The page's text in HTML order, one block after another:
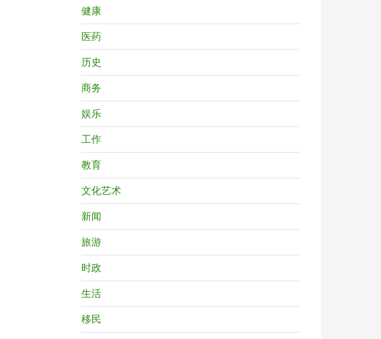
健康
医药
历史
商务
娱乐
工作
教育
文化艺术
新闻
旅游
时政
生活
移民